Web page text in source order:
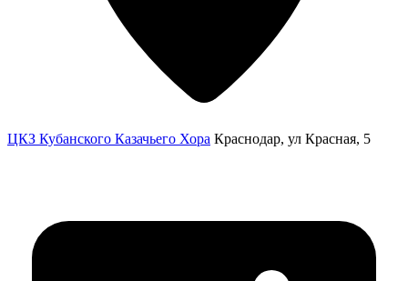
ЦКЗ Кубанского Казачьего Хора Краснодар, ул Красная, 5